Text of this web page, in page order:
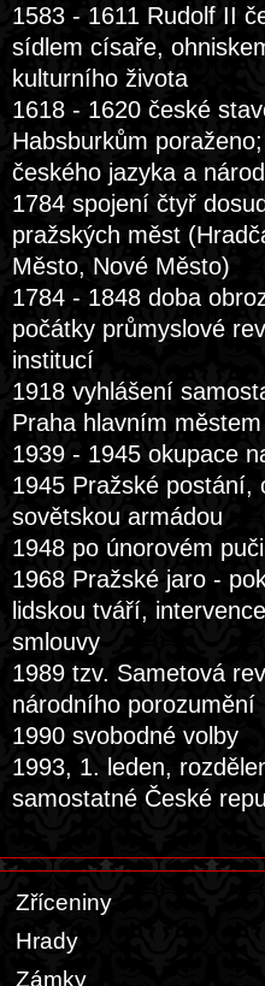
1583 - 1611 Rudolf II
sídlem císaře,
kulturního života
1618 - 1620 české
Habsburkům
českého jazyka a
1784 spojení čtyř
pražských měst
Město, Nové Město)
1784 - 1848 doba
počátky průmyslové
institucí
1918 vyhlášení
Praha hlavním
1939 - 1945 okupace
1945 Pražské postání,
sovětskou armádou
1948 po únorovém
1968 Pražské jaro -
lidskou tváří,
smlouvy
1989 tzv. Sametová
národního porozumění
1990 svobodné volby
1993, 1. leden,
samostatné České
Zříceniny
Hrady
Zámky